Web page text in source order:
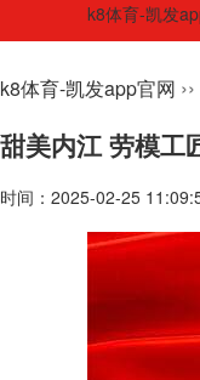
k8体育-凯发
k8体育-凯发app官网 ››
甜美内江 劳模工
时间：2025-02-25